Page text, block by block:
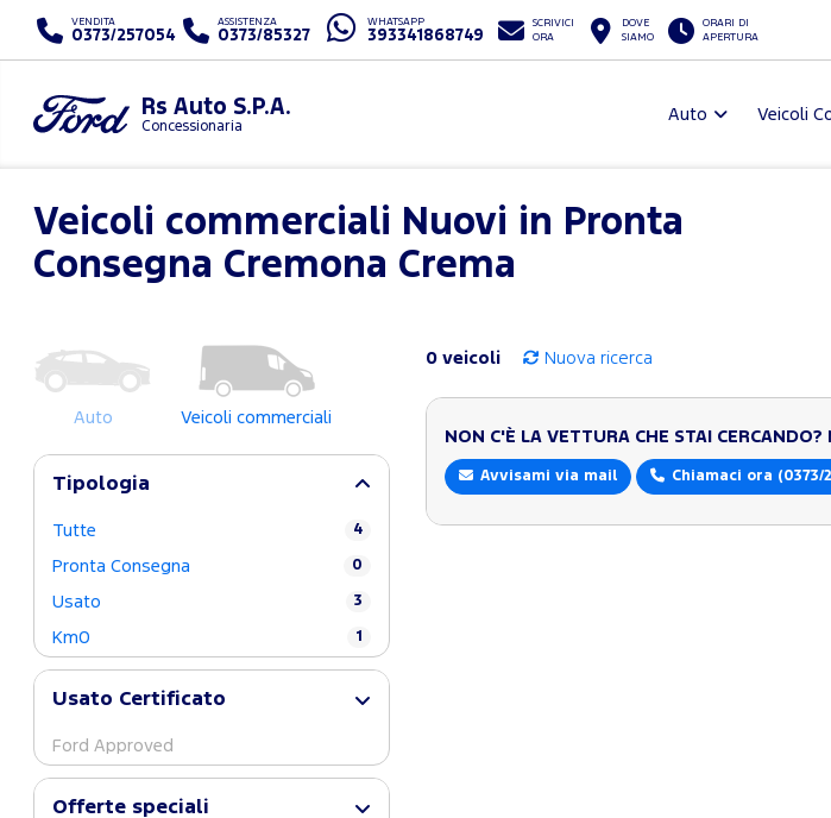
VENDITA
0373/257054
ASSISTENZA
0373/85327
WHATSAPP
393341868749
SCRIVICI
ORA
DOVE
SIAMO
ORARI DI
APERTURA
Rs Auto S.P.A.
Concessionaria
Auto Veicoli
Veicoli commerciali Nuovi in Pronta
Consegna Cremona Crema
Auto Veicoli commerciali
Tipologia
Tutte 4
Pronta Consegna 0
Usato 3
Km0 1
Usato Certificato
Ford Approved
Offerte speciali
0 veicoli Nuova ricerca
NON C'È LA VETTURA CHE STAI CERCANDO?
Avvisami via mail Chiamaci ora (0373/